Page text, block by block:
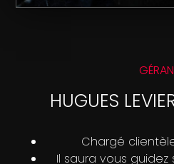
HUGUES
Chargé
Il saura vous